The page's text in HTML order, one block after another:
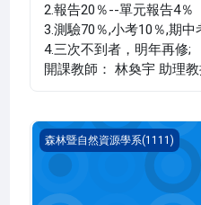
2.報告20％--單元報告4％
3.測驗70％,小考10％,期中
4.三次不到者，明年再修;
開課教師： 林奐宇 助理
普通植物學
森林暨自然資源學系(1111)